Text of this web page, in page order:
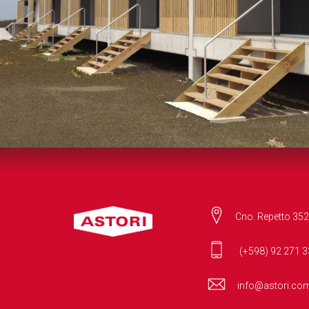
Cno. Repetto
(+598) 92 271